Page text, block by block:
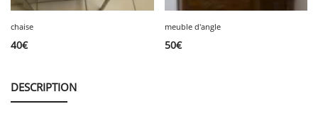
chaise
40€
meuble d'angle
50€
DESCRIPTION